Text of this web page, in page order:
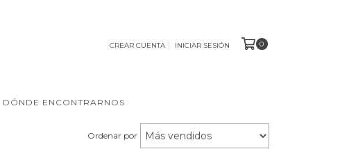
CREAR CUENTA INICIAR SESIÓN 0
DÓNDE ENCONTRARNOS
Ordenar por